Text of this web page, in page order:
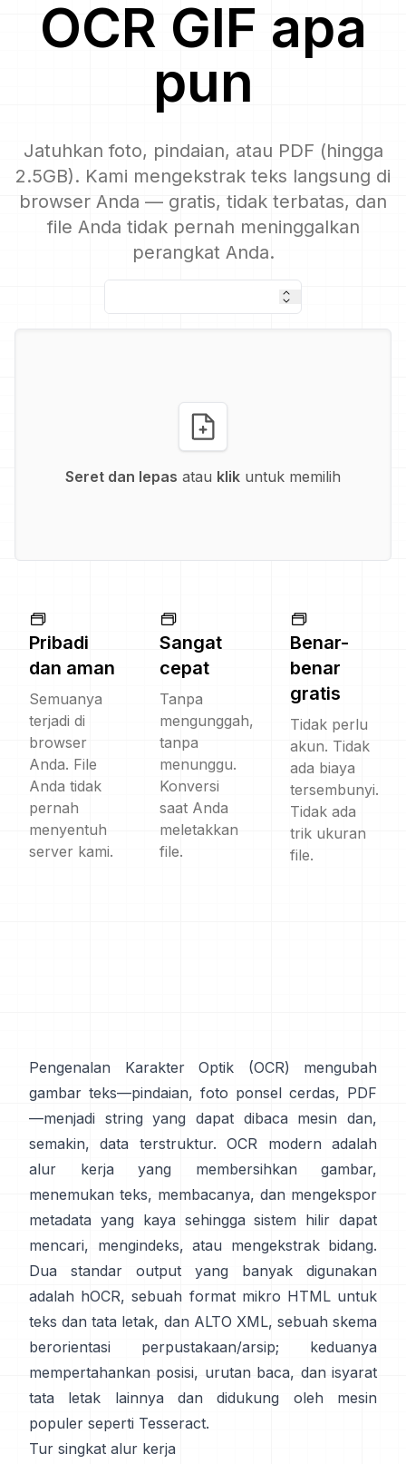
OCR GIF apa
pun
Jatuhkan foto, pindaian, atau PDF (hingga
2.5GB). Kami mengekstrak teks langsung di
browser Anda — gratis, tidak terbatas, dan
file Anda tidak pernah meninggalkan
perangkat Anda.
Seret dan lepas atau klik untuk memilih
Pribadi
dan aman
Semuanya
terjadi di
browser
Anda. File
Anda tidak
pernah
menyentuh
server kami.
Sangat
cepat
Tanpa
mengunggah,
tanpa
menunggu.
Konversi
saat Anda
meletakkan
file.
Benar-
benar
gratis
Tidak perlu
akun. Tidak
ada biaya
tersembunyi.
Tidak ada
trik ukuran
file.
Pengenalan Karakter Optik (OCR) mengubah
gambar teks—pindaian, foto ponsel cerdas, PDF
—menjadi string yang dapat dibaca mesin dan,
semakin, data terstruktur. OCR modern adalah
alur kerja yang membersihkan gambar,
menemukan teks, membacanya, dan mengekspor
metadata yang kaya sehingga sistem hilir dapat
mencari, mengindeks, atau mengekstrak bidang.
Dua standar output yang banyak digunakan
adalah hOCR, sebuah format mikro HTML untuk
teks dan tata letak, dan ALTO XML, sebuah skema
berorientasi perpustakaan/arsip; keduanya
mempertahankan posisi, urutan baca, dan isyarat
tata letak lainnya dan didukung oleh mesin
populer seperti Tesseract.
Tur singkat alur kerja